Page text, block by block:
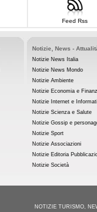
Feed Rss
Notizie, News -
Notizie News Italia
Notizie News Mondo
Notizie Ambiente
Notizie Economia e
Notizie Internet e
Notizie Scienza e Salute
Notizie Gossip e
Notizie Sport
Notizie Associazioni
Notizie Editoria
Notizie Società
NOTIZIE TURISMO,